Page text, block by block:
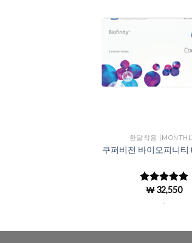
한달착용
쿠퍼비전 바이오피니티
5 중에서
로 평
₩32,550